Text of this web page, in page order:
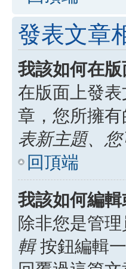
發表文章
我該如何在
在版面上發
章，您所擁
表新主題、
回頂端
我該如何編
除非您是管
輯按鈕編輯